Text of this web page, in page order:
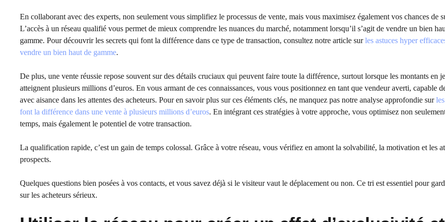
En collaborant avec des experts, non seulement vous simplifiez le processus de vente, mais vous maximisez également vos chances de
L’accès à un réseau qualifié vous permet de mieux comprendre les nuances du marché, notamment lorsqu’il s’agit de vendre un bien
gamme. Pour découvrir les secrets qui font la différence dans ce type de transaction, consultez notre article surles astuces hyper
vendre un bien haut de gamme.
De plus, une vente réussie repose souvent sur des détails cruciaux qui peuvent faire toute la différence, surtout lorsque les montants en
atteignent plusieurs millions d’euros. En vous armant de ces connaissances, vous vous positionnez en tant que vendeur averti, capable
avec aisance dans les attentes des acheteurs. Pour en savoir plus sur ces éléments clés, ne manquez pas notre analyse approfondie sur
font la différence dans une vente à plusieurs millions d’euros. En intégrant ces stratégies à votre approche, vous optimisez non
temps, mais également le potentiel de votre transaction.
La qualification rapide, c’est un gain de temps colossal. Grâce à votre réseau, vous vérifiez en amont la solvabilité, la motivation et les
prospects.
Quelques questions bien posées à vos contacts, et vous savez déjà si le visiteur vaut le déplacement ou non. Ce tri est essentiel pour
sur les acheteurs sérieux.